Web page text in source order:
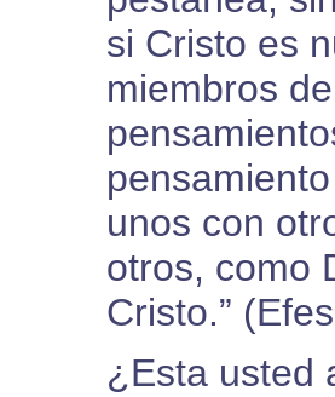
si Cristo es
miembros
unos con
otros, como
Cristo.”
¿Esta usted